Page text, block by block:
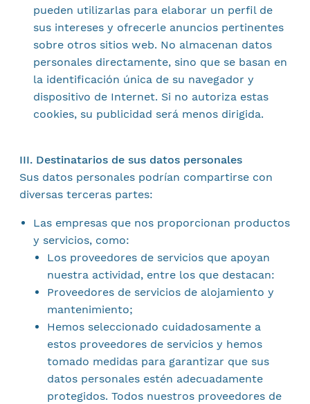
pueden utilizarlas para elaborar un perfil de
sus intereses y ofrecerle anuncios pertinentes
sobre otros sitios web. No almacenan datos
personales directamente, sino que se basan en
la identificación única de su navegador y
dispositivo de Internet. Si no autoriza estas
cookies, su publicidad será menos dirigida.
III. Destinatarios de sus datos personales
Sus datos personales podrían compartirse con
diversas terceras partes:
Las empresas que nos proporcionan productos
y servicios, como:
Los proveedores de servicios que apoyan
nuestra actividad, entre los que destacan:
Proveedores de servicios de alojamiento y
mantenimiento;
Hemos seleccionado cuidadosamente a
estos proveedores de servicios y hemos
tomado medidas para garantizar que sus
datos personales estén adecuadamente
protegidos. Todos nuestros proveedores de